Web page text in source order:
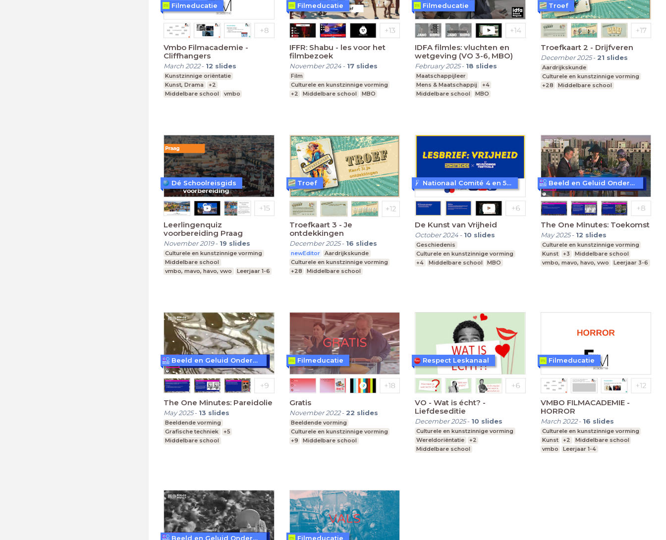
Vmbo Filmacademie -
Cliffhangers
March 2022- 12 slides
Kunstzinnige oriëntatie
Kunst, Drama
+2
Middelbare school
vmbo
Filmeducatie
IFFR: Shabu - les voor het
filmbezoek
November 2024- 17 slides
Film
Culturele en kunstzinnige vorming
+2
Middelbare school
MBO
Filmeducatie
IDFA filmles: vluchten en
wetgeving (VO 3-6, MBO)
February 2025- 18 slides
Maatschappijleer
Mens & Maatschappij
+4
Middelbare school
MBO
Filmeducatie
Troefkaart 2 - Drijfveren
December 2025- 21 slides
Aardrijkskunde
Culturele en kunstzinnige vorming
+28
Middelbare school
Troef
Leerlingenquiz
voorbereiding Praag
November 2019- 19 slides
Culturele en kunstzinnige vorming
Middelbare school
vmbo, mavo, havo, vwo
Leerjaar 1-6
Dé Schoolreisgids
Troefkaart 3 - Je
ontdekkingen
December 2025- 16 slides
newEditor
Aardrijkskunde
Culturele en kunstzinnige vorming
+28
Middelbare school
Troef
De Kunst van Vrijheid
October 2024- 10 slides
Geschiedenis
Culturele en kunstzinnige vorming
+4
Middelbare school
MBO
Nationaal Comité 4 en 5 mei
The One Minutes: Toekomst
May 2025- 12 slides
Culturele en kunstzinnige vorming
Kunst
+3
Middelbare school
vmbo, mavo, havo, vwo
Leerjaar 3-6
Beeld en Geluid Onderwijs
The One Minutes: Pareidolie
May 2025- 13 slides
Beeldende vorming
Grafische techniek
+5
Middelbare school
Beeld en Geluid Onderwijs
Gratis
November 2022- 22 slides
Beeldende vorming
Culturele en kunstzinnige vorming
+9
Middelbare school
Filmeducatie
VO - Wat is écht? -
Liefdeseditie
December 2025- 10 slides
Culturele en kunstzinnige vorming
Wereldoriëntatie
+2
Middelbare school
Respect Leskanaal
VMBO FILMACADEMIE -
HORROR
March 2022- 16 slides
Culturele en kunstzinnige vorming
Kunst
+2
Middelbare school
vmbo
Leerjaar 1-4
Filmeducatie
Beeld en Geluid Onderwijs Filmeducatie